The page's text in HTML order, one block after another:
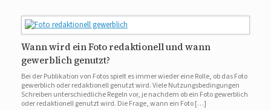
Wann wird ein Foto redaktionell und wann
gewerblich genutzt?
Bei der Publikation von Fotos spielt es immer wieder eine Rolle, ob das Foto
gewerblich oder redaktionell genutzt wird. Viele Nutzungsbedingungen
Schreiben unterschiedliche Regeln vor, je nachdem ob ein Foto gewerblich
oder redaktionell genutzt wird. Die Frage, wann ein Foto […]